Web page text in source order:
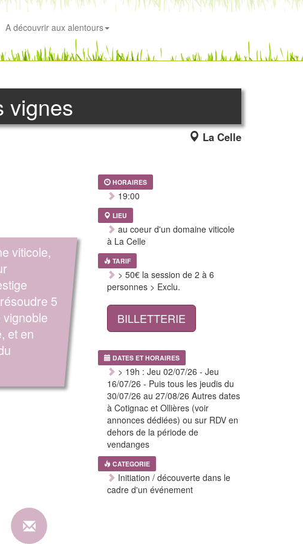
A découvrir aux alentours
vignes
La Celle
viticole,
5
et en
HORAIRES
19:00
LIEU
au coeur d'un domaine viticole
à La Celle
TARIF
> 50€ la session de 2 à 6
personnes > Exclu.
BILLETTERIE
DATES ET HORAIRES
> 19h : Jeu 02/07/26 - Jeu
16/07/26 - Puis tous les jeudis du
30/07/26 au 27/08/26 Autres dates
à Cotignac et Ollières (voir
annonces dédiées) ou sur RDV en
dehors de la période de
vendanges
CATEGORIE
Initiation / découverte dans le
cadre d'un événement